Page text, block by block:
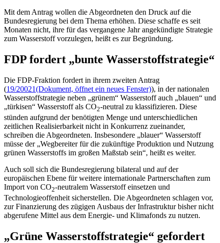
Mit dem Antrag wollen die Abgeordneten den Druck auf die
Bundesregierung bei dem Thema erhöhen. Diese schaffe es seit
Monaten nicht, ihre für das vergangene Jahr angekündigte Strategie
zum Wasserstoff vorzulegen, heißt es zur Begründung.
FDP fordert „bunte Wasserstoffstrategie“
Die FDP-Fraktion fordert in ihrem zweiten Antrag
(19/20021(Dokument, öffnet ein neues Fenster)), in der nationalen
Wasserstoffstrategie neben „grünem“ Wasserstoff auch „blauen“ und
„türkisen“ Wasserstoff als CO2-neutral zu klassifizieren. Diese
stünden aufgrund der benötigten Menge und unterschiedlichen
zeitlichen Realisierbarkeit nicht in Konkurrenz zueinander,
schreiben die Abgeordneten. Insbesondere „blauer“ Wasserstoff
müsse der „Wegbereiter für die zukünftige Produktion und Nutzung
grünen Wasserstoffs im großen Maßstab sein“, heißt es weiter.
Auch soll sich die Bundesregierung bilateral und auf der
europäischen Ebene für weitere internationale Partnerschaften zum
Import von CO2-neutralem Wasserstoff einsetzen und
Technologieoffenheit sicherstellen. Die Abgeordneten schlagen vor,
zur Finanzierung des zügigen Ausbaus der Infrastruktur bisher nicht
abgerufene Mittel aus dem Energie- und Klimafonds zu nutzen.
„Grüne Wasserstoffstrategie“ gefordert